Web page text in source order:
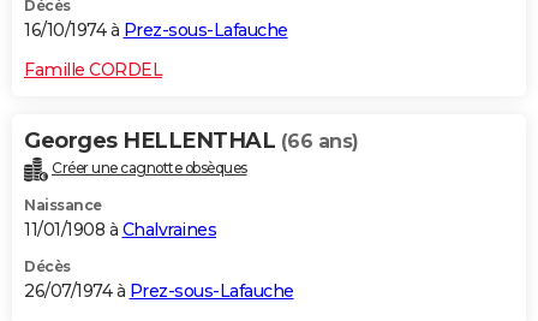
Décès
16/10/1974 à Prez-sous-Lafauche
Famille CORDEL
Georges HELLENTHAL (66 ans)
Créer une cagnotte obsèques
Naissance
11/01/1908 à Chalvraines
Décès
26/07/1974 à Prez-sous-Lafauche